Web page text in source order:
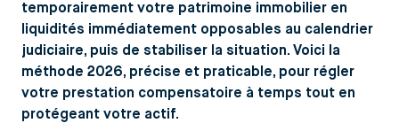
temporairement votre patrimoine immobilier en
liquidités immédiatement opposables au calendrier
judiciaire, puis de stabiliser la situation. Voici la
méthode 2026, précise et praticable, pour régler
votre prestation compensatoire à temps tout en
protégeant votre actif.